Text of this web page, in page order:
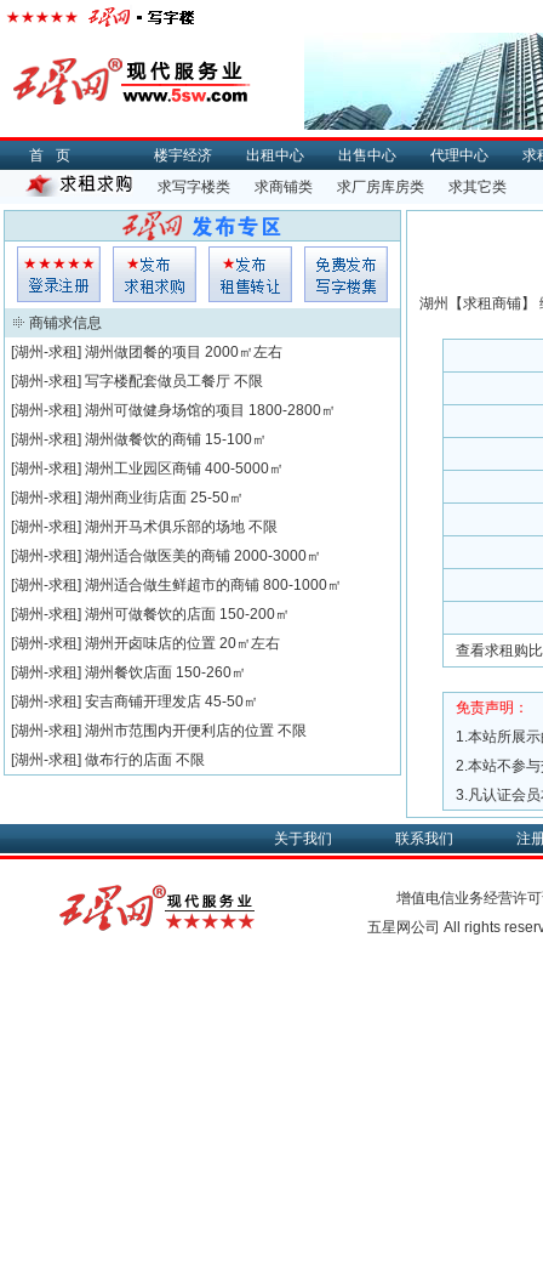
首页 楼宇经济 出租中心 出售中心 代理中心
求
求写字楼类
求商铺类 求厂房库房类 求其它类
湖州【求租商铺】
查看求租购
免责声明：
1.本站所展
2.本站不参
3.凡认证会
商铺求信息
[湖州-求租] 湖州做团餐的项目 2000㎡左右
[湖州-求租] 写字楼配套做员工餐厅 不限
[湖州-求租] 湖州可做健身场馆的项目 1800-2800㎡
[湖州-求租] 湖州做餐饮的商铺 15-100㎡
[湖州-求租] 湖州工业园区商铺 400-5000㎡
[湖州-求租] 湖州商业街店面 25-50㎡
[湖州-求租] 湖州开马术俱乐部的场地 不限
[湖州-求租] 湖州适合做医美的商铺 2000-3000㎡
[湖州-求租] 湖州适合做生鲜超市的商铺 800-1000㎡
[湖州-求租] 湖州可做餐饮的店面 150-200㎡
[湖州-求租] 湖州开卤味店的位置 20㎡左右
[湖州-求租] 湖州餐饮店面 150-260㎡
[湖州-求租] 安吉商铺开理发店 45-50㎡
[湖州-求租] 湖州市范围内开便利店的位置 不限
[湖州-求租] 做布行的店面 不限
关于我们 联系我们 注
增值电信业务经营许
五星网公司 All rights